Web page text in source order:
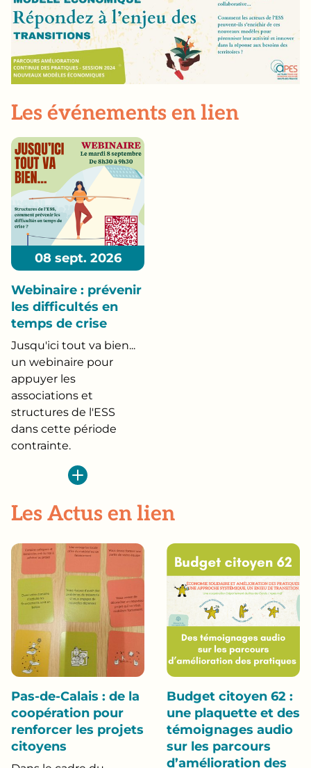
Les événements en lien
08 sept. 2026
Webinaire : prévenir
les difficultés en
temps de crise
Jusqu'ici tout va bien...
un webinaire pour
appuyer les
associations et
structures de l'ESS
dans cette période
contrainte.
Les Actus en lien
Pas-de-Calais : de la
coopération pour
renforcer les projets
citoyens
Budget citoyen 62 :
une plaquette et des
témoignages audio
sur les parcours
d’amélioration des